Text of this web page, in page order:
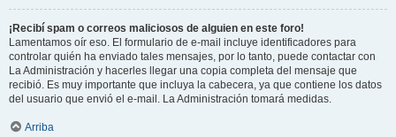
¡Recibí spam o correos maliciosos de alguien en este foro!
Lamentamos oír eso. El formulario de e-mail incluye identificadores para
controlar quién ha enviado tales mensajes, por lo tanto, puede contactar con
La Administración y hacerles llegar una copia completa del mensaje que
recibió. Es muy importante que incluya la cabecera, ya que contiene los datos
del usuario que envió el e-mail. La Administración tomará medidas.
Arriba